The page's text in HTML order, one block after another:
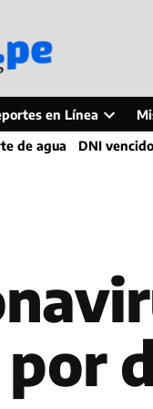
en Línea
Open
de agua DNI vencido